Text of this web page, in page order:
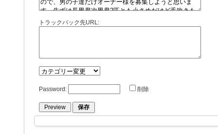
トラックバック先URL:
Password: 削除